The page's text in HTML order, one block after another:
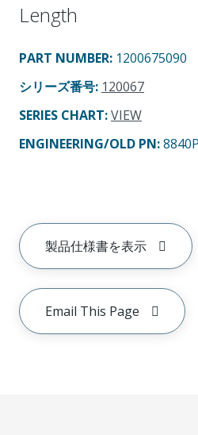
Length
PART NUMBER: 1200675090
シリーズ番号: 120067
SERIES CHART:VIEW
ENGINEERING/OLD PN:
製品仕様書を表示
Email This Page